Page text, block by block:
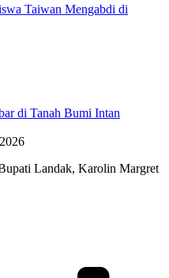
Taiwan Mengabdi di
di Tanah Bumi Intan
Landak, Karolin Margret